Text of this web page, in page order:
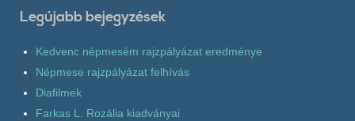
Legújabb bejegyzések
Kedvenc népmesém rajzpályázat eredménye
Népmese rajzpályázat felhívás
Diafilmek
Farkas L. Rozália kiadványai